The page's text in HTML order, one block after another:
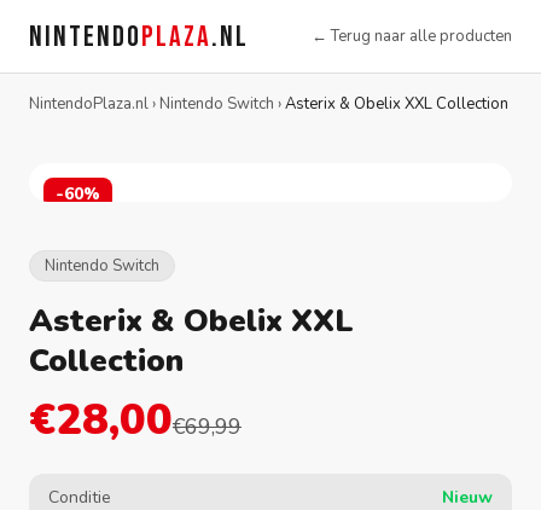
NINTENDOPLAZA.NL ← Terug naar alle producten
NintendoPlaza.nl› Nintendo Switch ›Asterix & Obelix XXL Collection
-60%
Nintendo Switch
Asterix & Obelix XXL
Collection
€28,00€69,99
Conditie Nieuw